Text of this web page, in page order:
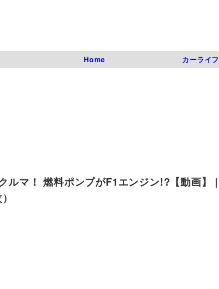
Home カーライフ
ルマ！ 燃料ポンプがF1エンジン!?【動画】 |